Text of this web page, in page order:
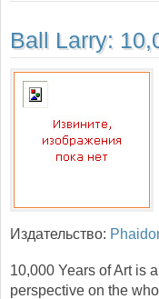
Ball Larry:
Издательство:
10,000 Years of Art is
perspective on the